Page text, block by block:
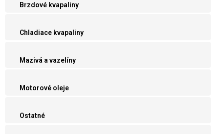
Brzdové kvapaliny
Chladiace kvapaliny
Mazivá a vazelíny
Motorové oleje
Ostatné